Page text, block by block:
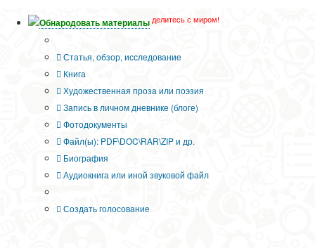
Обнародовать материалы делитесь с миром!
Статья, обзор, исследование
Книга
Художественная проза или поэзия
Запись в личном дневнике (блоге)
Фотодокументы
Файл(ы): PDF\DOC\RAR\ZIP и др.
Биография
Аудиокнига или иной звуковой файл
Создать голосование